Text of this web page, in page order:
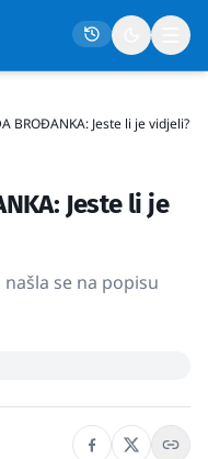
BROĐANKA: Jeste li je vidjeli?
Jeste li je
se na popisu